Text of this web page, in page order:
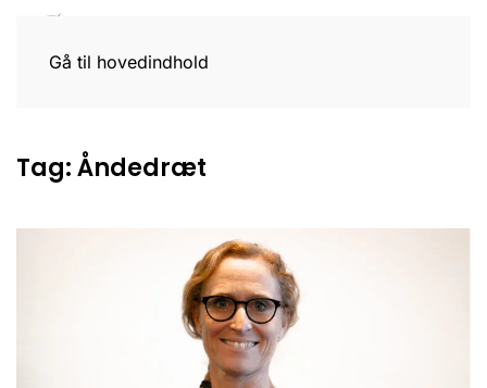
Gå til hovedindhold
Tag:Åndedræt